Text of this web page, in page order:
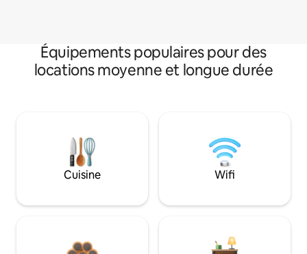
Équipements populaires pour des
locations moyenne et longue durée
Cuisine Wifi